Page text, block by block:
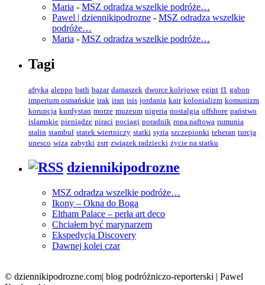
Maria - MSZ odradza wszelkie podróże…
Pawel | dziennikipodrozne - MSZ odradza wszelkie
podróże…
Maria - MSZ odradza wszelkie podróże…
Tagi
afryka aleppo bath bazar damaszek dworce kolejowe egipt f1 gabon
imperium osmańskie irak iran isis jordania kair kolonializm komunizm
korupcja kurdystan morze muzeum nigeria nostalgia offshore państwo
islamskie pieniądze piraci pociągi poradnik ropa naftowa rumunia
stalin stambuł statek wiertniczy statki syria szczepionki teheran turcja
unesco wiza zabytki zsrr związek radziecki życie na statku
dziennikipodrozne
MSZ odradza wszelkie podróże…
Ikony – Okna do Boga
Eltham Palace – perła art deco
Chciałem być marynarzem
Ekspedycja Discovery
Dawnej kolei czar
© dziennikipodrozne.com| blog podróżniczo-reporterski | Pawel